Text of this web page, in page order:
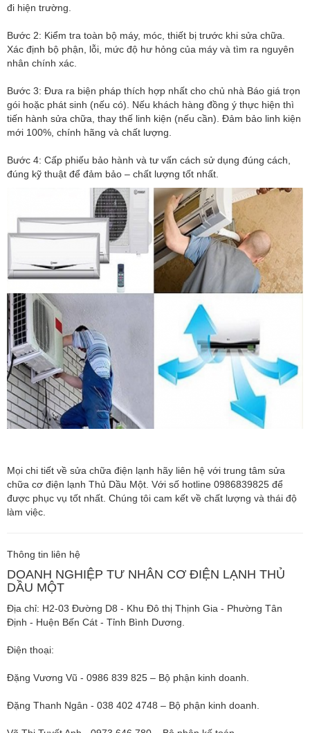
đi hiện trường.
Bước 2: Kiểm tra toàn bộ máy, móc, thiết bị trước khi sửa chữa.
Xác định bộ phận, lỗi, mức độ hư hỏng của máy và tìm ra nguyên
nhân chính xác.
Bước 3: Đưa ra biện pháp thích hợp nhất cho chủ nhà Báo giá trọn
gói hoặc phát sinh (nếu có). Nếu khách hàng đồng ý thực hiện thì
tiến hành sửa chữa, thay thế linh kiện (nếu cần). Đảm bảo linh kiện
mới 100%, chính hãng và chất lượng.
Bước 4: Cấp phiếu bảo hành và tư vấn cách sử dụng đúng cách,
đúng kỹ thuật để đảm bảo – chất lượng tốt nhất.
Mọi chi tiết về sửa chữa điện lạnh hãy liên hệ với trung tâm sửa
chữa cơ điện lạnh Thủ Dầu Một. Với số hotline 0986839825 để
được phục vụ tốt nhất. Chúng tôi cam kết về chất lượng và thái độ
làm việc.
Thông tin liên hệ
DOANH NGHIỆP TƯ NHÂN CƠ ĐIỆN LẠNH THỦ
DẦU MỘT
Địa chỉ: H2-03 Đường D8 - Khu Đô thị Thịnh Gia - Phường Tân
Định - Huện Bến Cát - Tỉnh Bình Dương.
Điện thoại:
Đặng Vương Vũ - 0986 839 825 – Bộ phận kinh doanh.
Đặng Thanh Ngân - 038 402 4748 – Bộ phận kinh doanh.